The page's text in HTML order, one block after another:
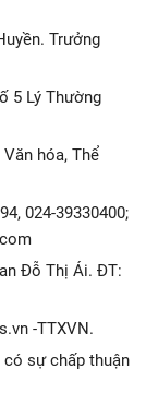
Trưởng
5 Lý Thường
hóa, Thể
024-39330400;
Đỗ Thị Ái. ĐT:
-TTXVN.
sự chấp thuận